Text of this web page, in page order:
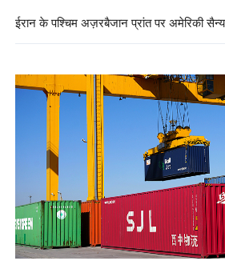
ईरान के पश्चिम अज़रबैजान प्रांत पर अमेरिकी